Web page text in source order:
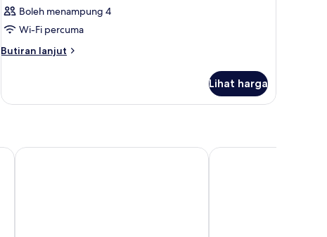
Boleh menampung 4
Wi-Fi percuma
Butiran lanjut
Butiran
Lihat harga
Wostel Malaga Hilton Garden Inn